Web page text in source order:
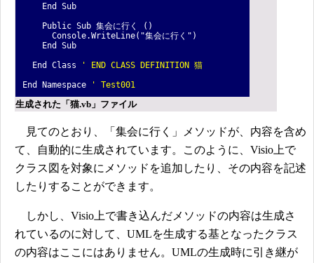
End Sub
Public Sub 集会に行く ()
Console.WriteLine("集会に行く")
End Sub
End Class
' END CLASS DEFINITION 猫
End Namespace
' Test001
生成された「猫.vb」ファイル
見てのとおり、「集会に行く」メソッドが、内容を含め
て、自動的に生成されています。このように、Visio上で
クラス図を対象にメソッドを追加したり、その内容を記述
したりすることができます。
しかし、Visio上で書き込んだメソッドの内容は生成さ
れているのに対して、UMLを生成する基となったクラス
の内容はここにはありません。UMLの生成時に引き継が